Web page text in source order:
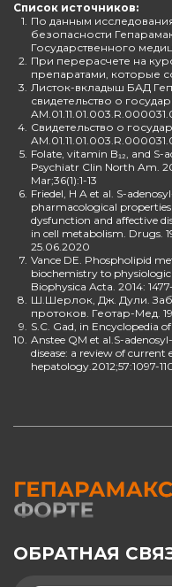
Список источников:
1. По данным
безопасности
Государственного
2. При перерасчете на
препаратами, которые
3. Листок-вкладыш БАД
свидетельство о
4. Свидетельство о
5. Folate, vitamin B₁₂, and
Psychiatr Clin North Am.
Mar;36(1):1-13
6. Friedel, H A et al. S-
pharmacological
dysfunction and affective
in cell metabolism. Drugs.
25.06.2020
7. Vance DE. Phospholipid
biochemistry to
Biophysica Acta. 2014:
8. Ш.Шерлок, Дж. Дули.
протоков. Геотар-Мед.
9. S.C. Gad, in Encyclopedia
10. Anstee QM et al.S-
disease: a review of current
hepatology.2012;57:1097-
ОБРАТНАЯ